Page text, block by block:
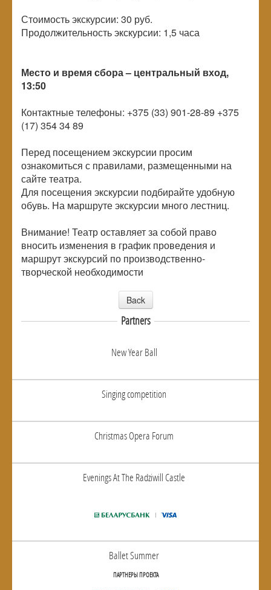
Стоимость экскурсии: 30 руб.
Продолжительность экскурсии: 1,5 часа
Место и время сбора – центральный вход,
13:50
Контактные телефоны: +375 (33) 901-28-89 +375
(17) 354 34 89
Перед посещением экскурсии просим
ознакомиться с правилами, размещенными на
сайте театра.
Для посещения экскурсии подбирайте удобную
обувь. На маршруте экскурсии много лестниц.
Внимание! Театр оставляет за собой право
вносить изменения в график проведения и
маршрут экскурсий по производственно-
творческой необходимости
Back
Partners
New Year Ball
Singing competition
Christmas Opera Forum
Evenings At The Radziwill Castle
Ballet Summer
ПАРТНЕРЫ ПРОЕКТА